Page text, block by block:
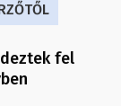
fel